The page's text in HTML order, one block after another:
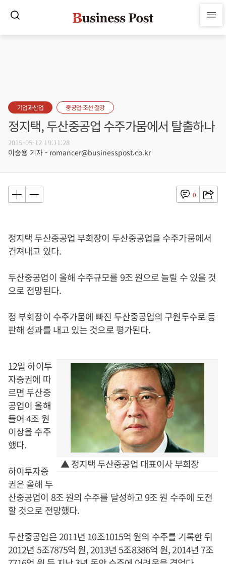
기업과산업 중공업·조선·철강
정지택, 두산중공업 수주가뭄에서 탈출하나
2015-05-12 19:11:28
이승용 기자 - romancer@businesspost.co.kr
0
정지택 두산중공업 부회장이 두산중공업을 수주가뭄에서
건져내고 있다.
두산중공업이 올해 수주규모를 9조 원으로 늘릴 수 있을 것
으로 전망된다.
정 부회장이 수주가뭄에 빠진 두산중공업의 구원투수로 등
판해 성과를 내고 있는 것으로 평가된다.
▲ 정지택 두산중공업 대표이사 부회장
12일 하이투
자증권에 따
르면 두산중
공업이 올해
들어 4조 원
이상을 수주
했다.
하이투자증
권은 올해 두
산중공업이 8조 원의 수주를 달성하고 9조 원 수주에 도전
할 것으로 전망했다.
두산중공업은 2011년 10조1015억 원의 수주를 기록한 뒤
2012년 5조7875억 원, 2013년 5조8386억 원, 2014년 7조